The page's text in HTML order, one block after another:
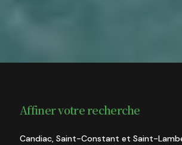
Affiner votre recherche
Candiac, Saint-Constant et Saint-